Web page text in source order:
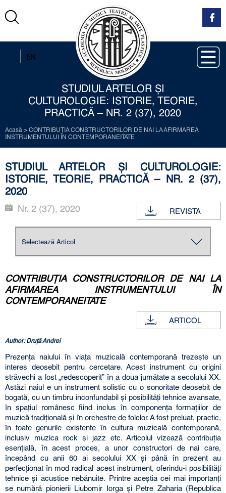
EN
STUDIUL ARTELOR ŞI
CULTUROLOGIE: ISTORIE, TEORIE,
PRACTICĂ – NR. 2 (37), 2020
Acasă > CONTRIBUȚIA CONSTRUCTORILOR DE NAI LA AFIRMAREA
INSTRUMENTULUI ÎN CONTEMPORANEITATE
STUDIUL ARTELOR ŞI CULTUROLOGIE:
ISTORIE, TEORIE, PRACTICĂ – NR. 2 (37),
2020
REVISTA
Nr. 2 (37), 2020
CONTRIBUȚIA CONSTRUCTORILOR DE NAI LA
AFIRMAREA INSTRUMENTULUI ÎN
CONTEMPORANEITATE
ARTICOL
Author: Druţă Andrei
Prezența naiului în viața muzicală contemporană trezește un
interes deosebit pentru cercetare. Acest instrument cu origini
străvechi a fost „redescoperit” în a doua jumătate a secolului XX.
Astăzi naiul e un instrument solistic cu o sonoritate deosebit de
bogată, cu un timbru inconfundabil și posibilități tehnice avansate,
în spațiul românesc fiind inclus în componența formațiilor de
muzică tradițională și în orchestre de folclor. A fost preluat, practic,
în toate genurile existente în cultura muzicală contemporană,
inclusiv muzica rock și jazz etc. Articolul vizează contribuția
esențială, în acest proces, a unor constructori de nai care,
începând cu anii 60 ai secolului XX și până în prezent au
perfecționat în mod radical acest instrument, oferindu-i posibilități
tehnice și acustice nebănuite. Printre aceștia cei mai importanți
se numără pionierii Liubomir Iorga și Petre Zaharia (Republica